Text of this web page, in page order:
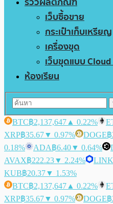
เว็บซื้อขาย
กระเป๋าเก็บเหรียญ
เครื่องขุด
เว็บขุดแบบ
ห้องเรียน
BTC฿2,137,647 ▲ 0.22%
XRP฿35.67▼ 0.97% DOGE฿
0.18%
ADA฿6.40▼ 0.64%
AVAX฿222.23▼ 2.24% LINK
KUB฿20.37▼ 1.53%
BTC฿2,137,647 ▲ 0.22%
XRP฿35.67▼ 0.97% DOGE฿